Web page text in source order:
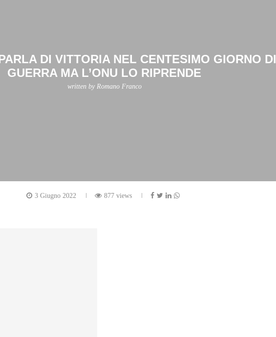
DI VITTORIA NEL CENTESIMO GIORNO DI
GUERRA MA L’ONU LO RIPRENDE
written by Romano Franco
3 Giugno 2022 877 views